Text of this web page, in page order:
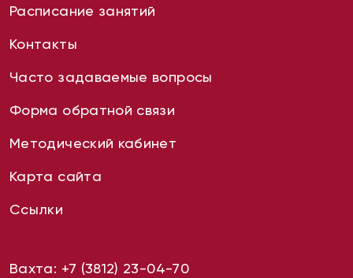
Расписание занятий
Контакты
Часто задаваемые вопросы
Форма обратной связи
Методический кабинет
Карта сайта
Ссылки
Вахта: +7 (3812) 23-04-70